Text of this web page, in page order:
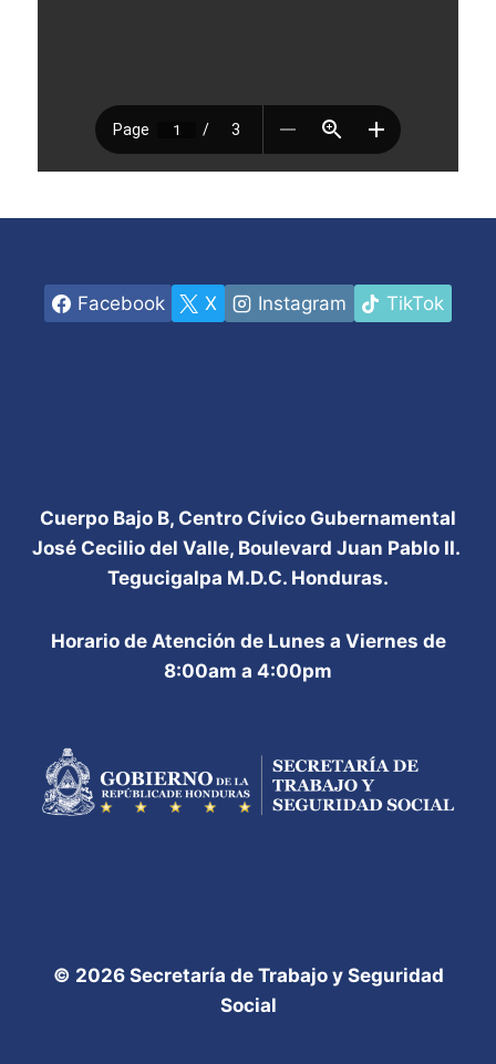
Facebook X Instagram TikTok
Cuerpo Bajo B, Centro Cívico Gubernamental
José Cecilio del Valle, Boulevard Juan Pablo II.
Tegucigalpa M.D.C. Honduras.
Horario de Atención de Lunes a Viernes de
8:00am a 4:00pm
© 2026 Secretaría de Trabajo y Seguridad
Social